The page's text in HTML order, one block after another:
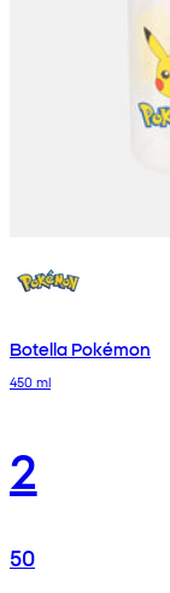
Botella Pokémon
450 ml
2
50